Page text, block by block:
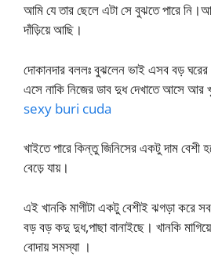
আমি যে তার ছেলে এটা সে বুঝতে পারে
দাঁড়িয়ে আছি।
দোকানদার বললঃ বুঝলেন ভাই এসব বড় ঘরের
এসে নাকি নিজের ডাব দুধ দেখাতে আসে আর
sexy buri cuda
খাইতে পারে কিন্তু জিনিসের একটু দাম বেশী
বেড়ে যায়।
এই খানকি মাগীটা একটু বেশীই ঝগড়া করে
বড় বড় কদু দুধ,পাছা বানাইছে। খানকি
বোদায় সমস্যা ।